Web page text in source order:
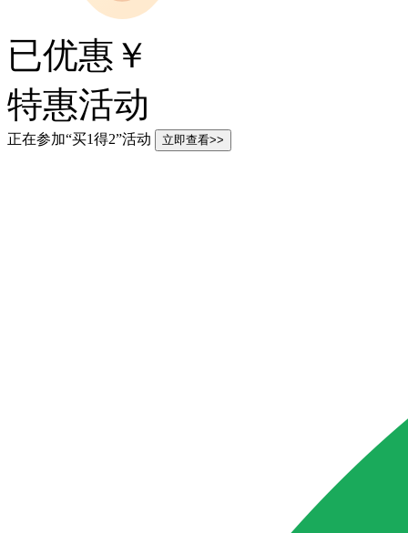
已优惠￥
特惠活动
正在参加“买1得2”活动 立即查看>>